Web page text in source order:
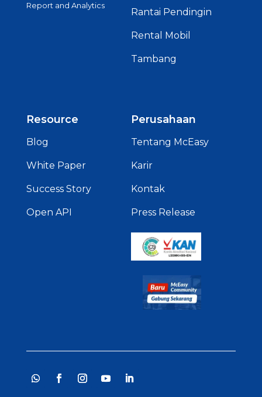
Report and Analytics
Rantai Pendingin
Rental Mobil
Tambang
Resource
Blog
White Paper
Success Story
Open API
Perusahaan
Tentang McEasy
Karir
Kontak
Press Release